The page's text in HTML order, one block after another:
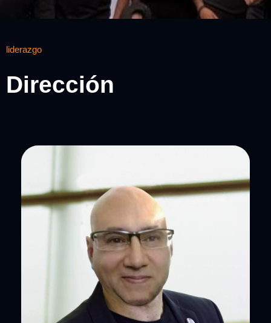
liderazgo
Dirección